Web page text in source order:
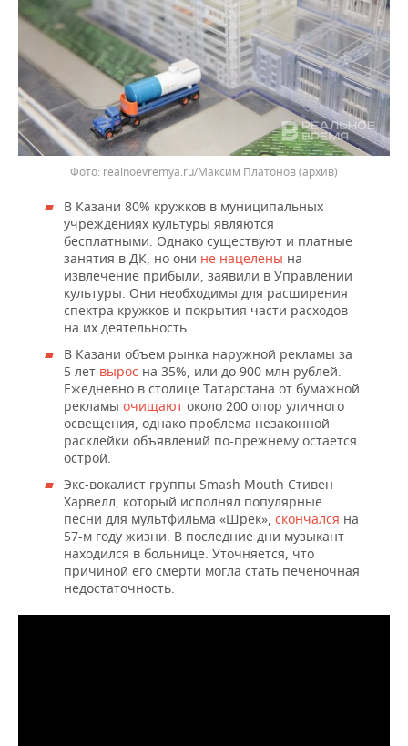
realnoevremya.ru/Максим Платонов (архив)
В Казани 80% кружков в муниципальных
учреждениях культуры являются
бесплатными. Однако существуют и платные
занятия в ДК, но они не нацелены на
извлечение прибыли, заявили в Управлении
культуры. Они необходимы для расширения
спектра кружков и покрытия части расходов
на их деятельность.
В Казани объем рынка наружной рекламы за
5 лет вырос на 35%, или до 900 млн рублей.
Ежедневно в столице Татарстана от бумажной
рекламы очищают около 200 опор уличного
освещения, однако проблема незаконной
расклейки объявлений по-прежнему остается
острой.
Экс-вокалист группы Smash Mouth Стивен
Харвелл, который исполнял популярные
песни для мультфильма «Шрек», скончался на
57-м году жизни. В последние дни музыкант
находился в больнице. Уточняется, что
причиной его смерти могла стать печеночная
недостаточность.